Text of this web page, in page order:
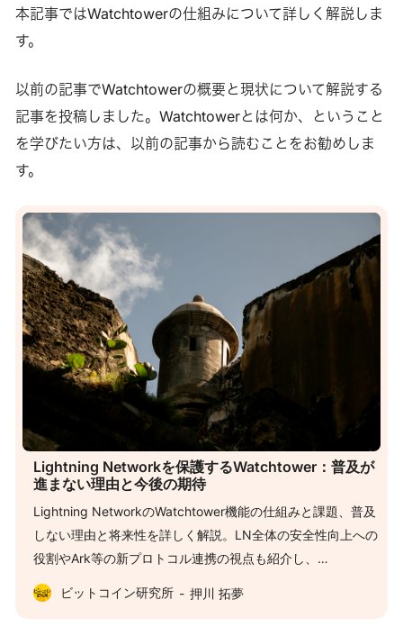
本記事ではWatchtowerの仕組みについて詳しく解説しま
す。
以前の記事でWatchtowerの概要と現状について解説する
記事を投稿しました。Watchtowerとは何か、ということ
を学びたい方は、以前の記事から読むことをお勧めしま
す。
Lightning Networkを保護するWatchtower：普及が
進まない理由と今後の期待
Lightning NetworkのWatchtower機能の仕組みと課題、普及
しない理由と将来性を詳しく解説。LN全体の安全性向上への
役割やArk等の新プロトコル連携の視点も紹介し、
Watchtowerの現在地を総合的に理解できます。
ビットコイン研究所 押川 拓夢